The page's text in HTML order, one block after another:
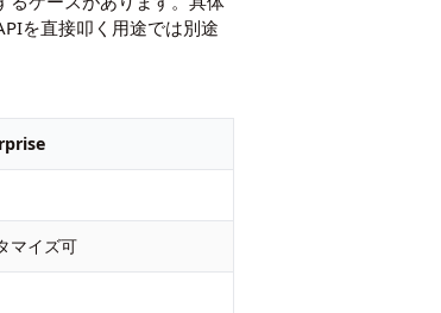
を直接叩く用途では別途
マイズ可